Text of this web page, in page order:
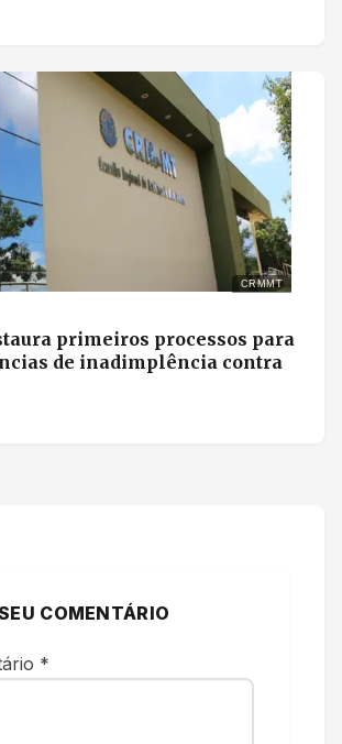
CRMMT
primeiros processos para
de inadimplência contra
COMENTÁRIO
*